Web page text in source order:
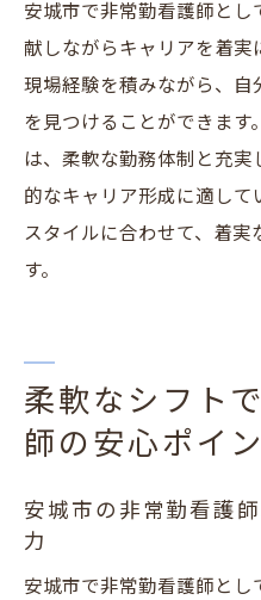
安城市で非常勤看護師と
献しながらキャリアを着実
現場経験を積みながら、自
を見つけることができます
は、柔軟な勤務体制と充実
的なキャリア形成に適して
スタイルに合わせて、着実
す。
柔軟なシフト
師の安心ポイ
安城市の非常勤看護
力
安城市で非常勤看護師と